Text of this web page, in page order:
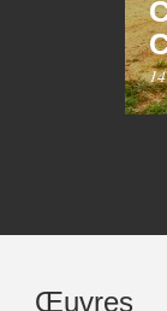
Œuvres